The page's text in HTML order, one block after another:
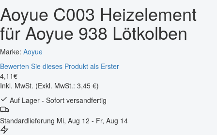
Aoyue C003 Heizelement
für Aoyue 938 Lötkolben
Marke: Aoyue
Bewerten Sie dieses Produkt als Erster
4,11€
Inkl. MwSt. (Exkl. MwSt.: 3,45 €)
Auf Lager - Sofort versandfertig
Standardlieferung Mi, Aug 12 - Fr, Aug 14